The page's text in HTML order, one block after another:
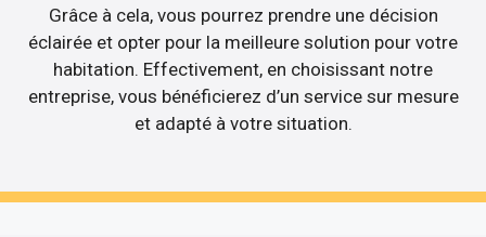
Grâce à cela, vous pourrez prendre une décision
éclairée et opter pour la meilleure solution pour votre
habitation. Effectivement, en choisissant notre
entreprise, vous bénéficierez d’un service sur mesure
et adapté à votre situation.